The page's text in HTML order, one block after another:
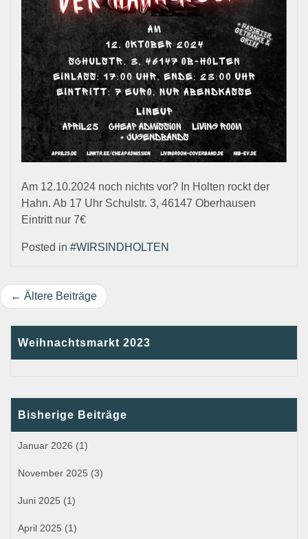
Am 12.10.2024 noch nichts vor? In Holten rockt der
Hahn. Ab 17 Uhr Schulstr. 3, 46147 Oberhausen
Eintritt nur 7€
Posted in #WIRSINDHOLTEN
Beitragsnavigation
Ältere Beiträge
Weihnachtsmarkt 2023
Bisherige Beiträge
Januar 2026 (1)
November 2025 (3)
Juni 2025 (1)
April 2025 (1)